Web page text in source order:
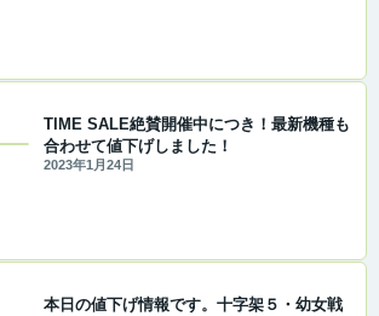
TIME SALE絶賛開催中につき！最新機種も
合わせて値下げしました！
2023年1月24日
本日の値下げ情報です。十字架５・幼女戦